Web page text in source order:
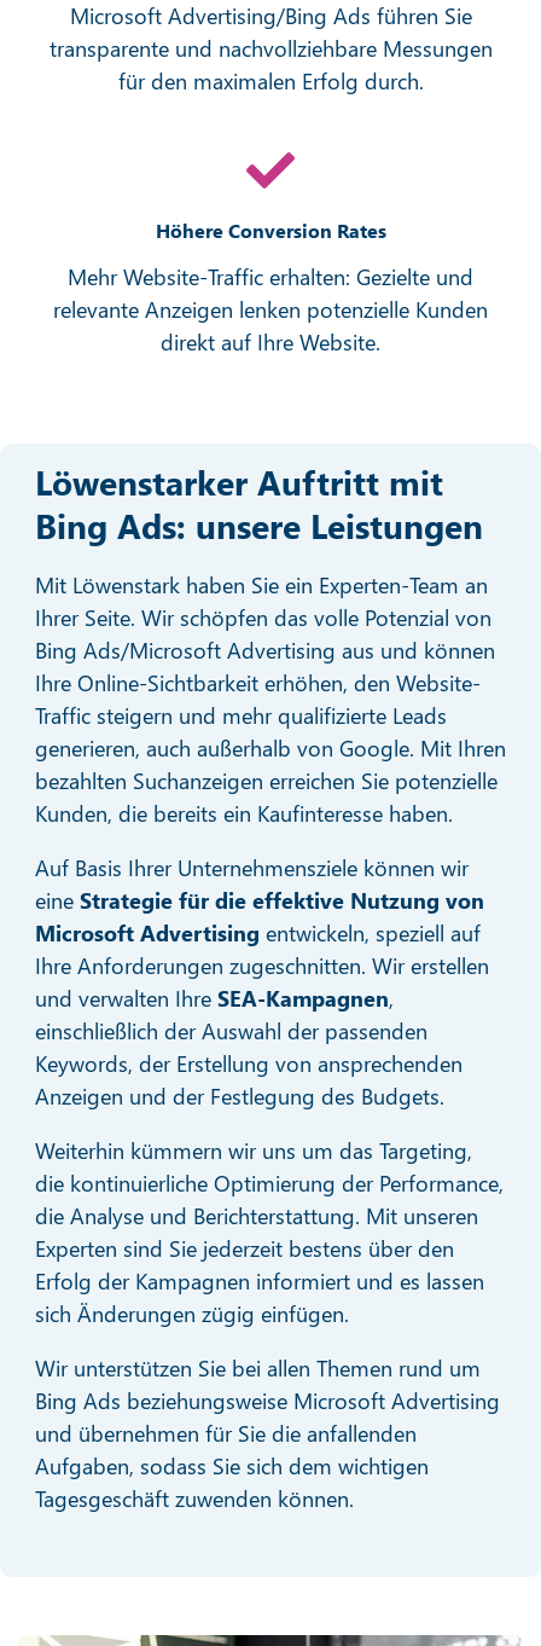
Microsoft Advertising/Bing Ads führen Sie
transparente und nachvollziehbare Messungen
für den maximalen Erfolg durch.
Höhere Conversion Rates
Mehr Website-Traffic erhalten: Gezielte und
relevante Anzeigen lenken potenzielle Kunden
direkt auf Ihre Website.
Löwenstarker Auftritt mit
Bing Ads: unsere Leistungen
Mit Löwenstark haben Sie ein Experten-Team an
Ihrer Seite. Wir schöpfen das volle Potenzial von
Bing Ads/Microsoft Advertising aus und können
Ihre Online-Sichtbarkeit erhöhen, den Website-
Traffic steigern und mehr qualifizierte Leads
generieren, auch außerhalb von Google. Mit Ihren
bezahlten Suchanzeigen erreichen Sie potenzielle
Kunden, die bereits ein Kaufinteresse haben.
Auf Basis Ihrer Unternehmensziele können wir
eine Strategie für die effektive Nutzung von
Microsoft Advertising entwickeln, speziell auf
Ihre Anforderungen zugeschnitten. Wir erstellen
und verwalten Ihre SEA-Kampagnen,
einschließlich der Auswahl der passenden
Keywords, der Erstellung von ansprechenden
Anzeigen und der Festlegung des Budgets.
Weiterhin kümmern wir uns um das Targeting,
die kontinuierliche Optimierung der Performance,
die Analyse und Berichterstattung. Mit unseren
Experten sind Sie jederzeit bestens über den
Erfolg der Kampagnen informiert und es lassen
sich Änderungen zügig einfügen.
Wir unterstützen Sie bei allen Themen rund um
Bing Ads beziehungsweise Microsoft Advertising
und übernehmen für Sie die anfallenden
Aufgaben, sodass Sie sich dem wichtigen
Tagesgeschäft zuwenden können.